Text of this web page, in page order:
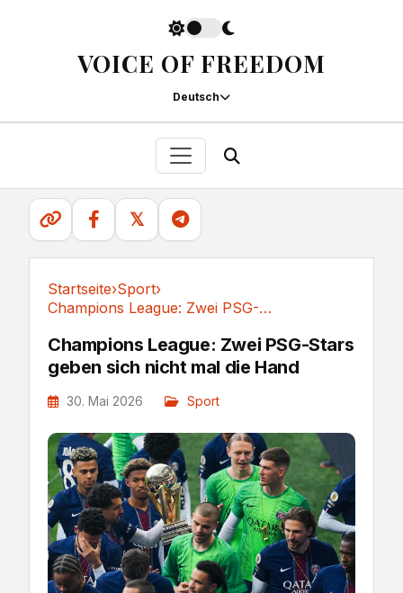
VOICE OF FREEDOM
Deutsch
𝕏
Startseite›Sport›
Champions League: Zwei PSG-Stars geben sich...
Champions League: Zwei PSG-Stars
geben sich nicht mal die Hand
30. Mai 2026 Sport